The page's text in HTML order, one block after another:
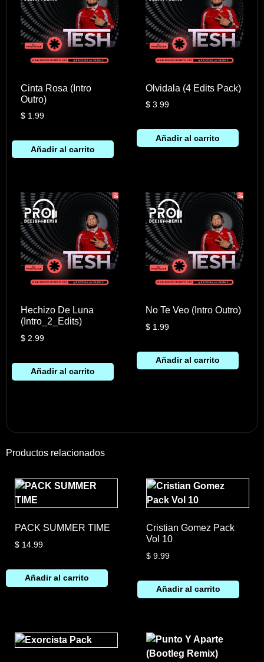
Cinta Rosa (Intro
Outro)
$1.99
Añadir al carrito
Olvidala (4 Edits Pack)
$ 3.99
Añadir al carrito
Hechizo De Luna
(Intro_2_Edits)
$2.99
Añadir al carrito
No Te Veo (Intro Outro)
$ 1.99
Añadir al carrito
Productos relacionados
PACK SUMMER TIME
$ 14.99
Añadir al carrito
Cristian Gomez Pack
Vol 10
$9.99
Añadir al carrito